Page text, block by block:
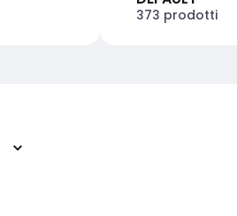
373 prodotti